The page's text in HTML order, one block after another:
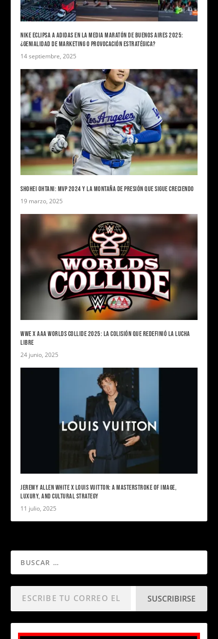
NIKE ECLIPSA A ADIDAS EN LA MEDIA MARATÓN DE BUENOS AIRES 2025:
¿GENIALIDAD DE MARKETING O PROVOCACIÓN ESTRATÉGICA?
14 septiembre, 2025
SHOHEI OHTANI: MVP 2024 Y LA MONTAÑA DE PRESIÓN QUE SIGUE CRECIENDO
19 marzo, 2025
WWE X AAA WORLDS COLLIDE 2025: LA COLISIÓN QUE REDEFINIÓ LA LUCHA
LIBRE
24 junio, 2025
JEREMY ALLEN WHITE X LOUIS VUITTON: A MASTERSTROKE OF IMAGE,
LUXURY, AND CULTURAL STRATEGY
11 julio, 2025
SUSCRIBIRSE